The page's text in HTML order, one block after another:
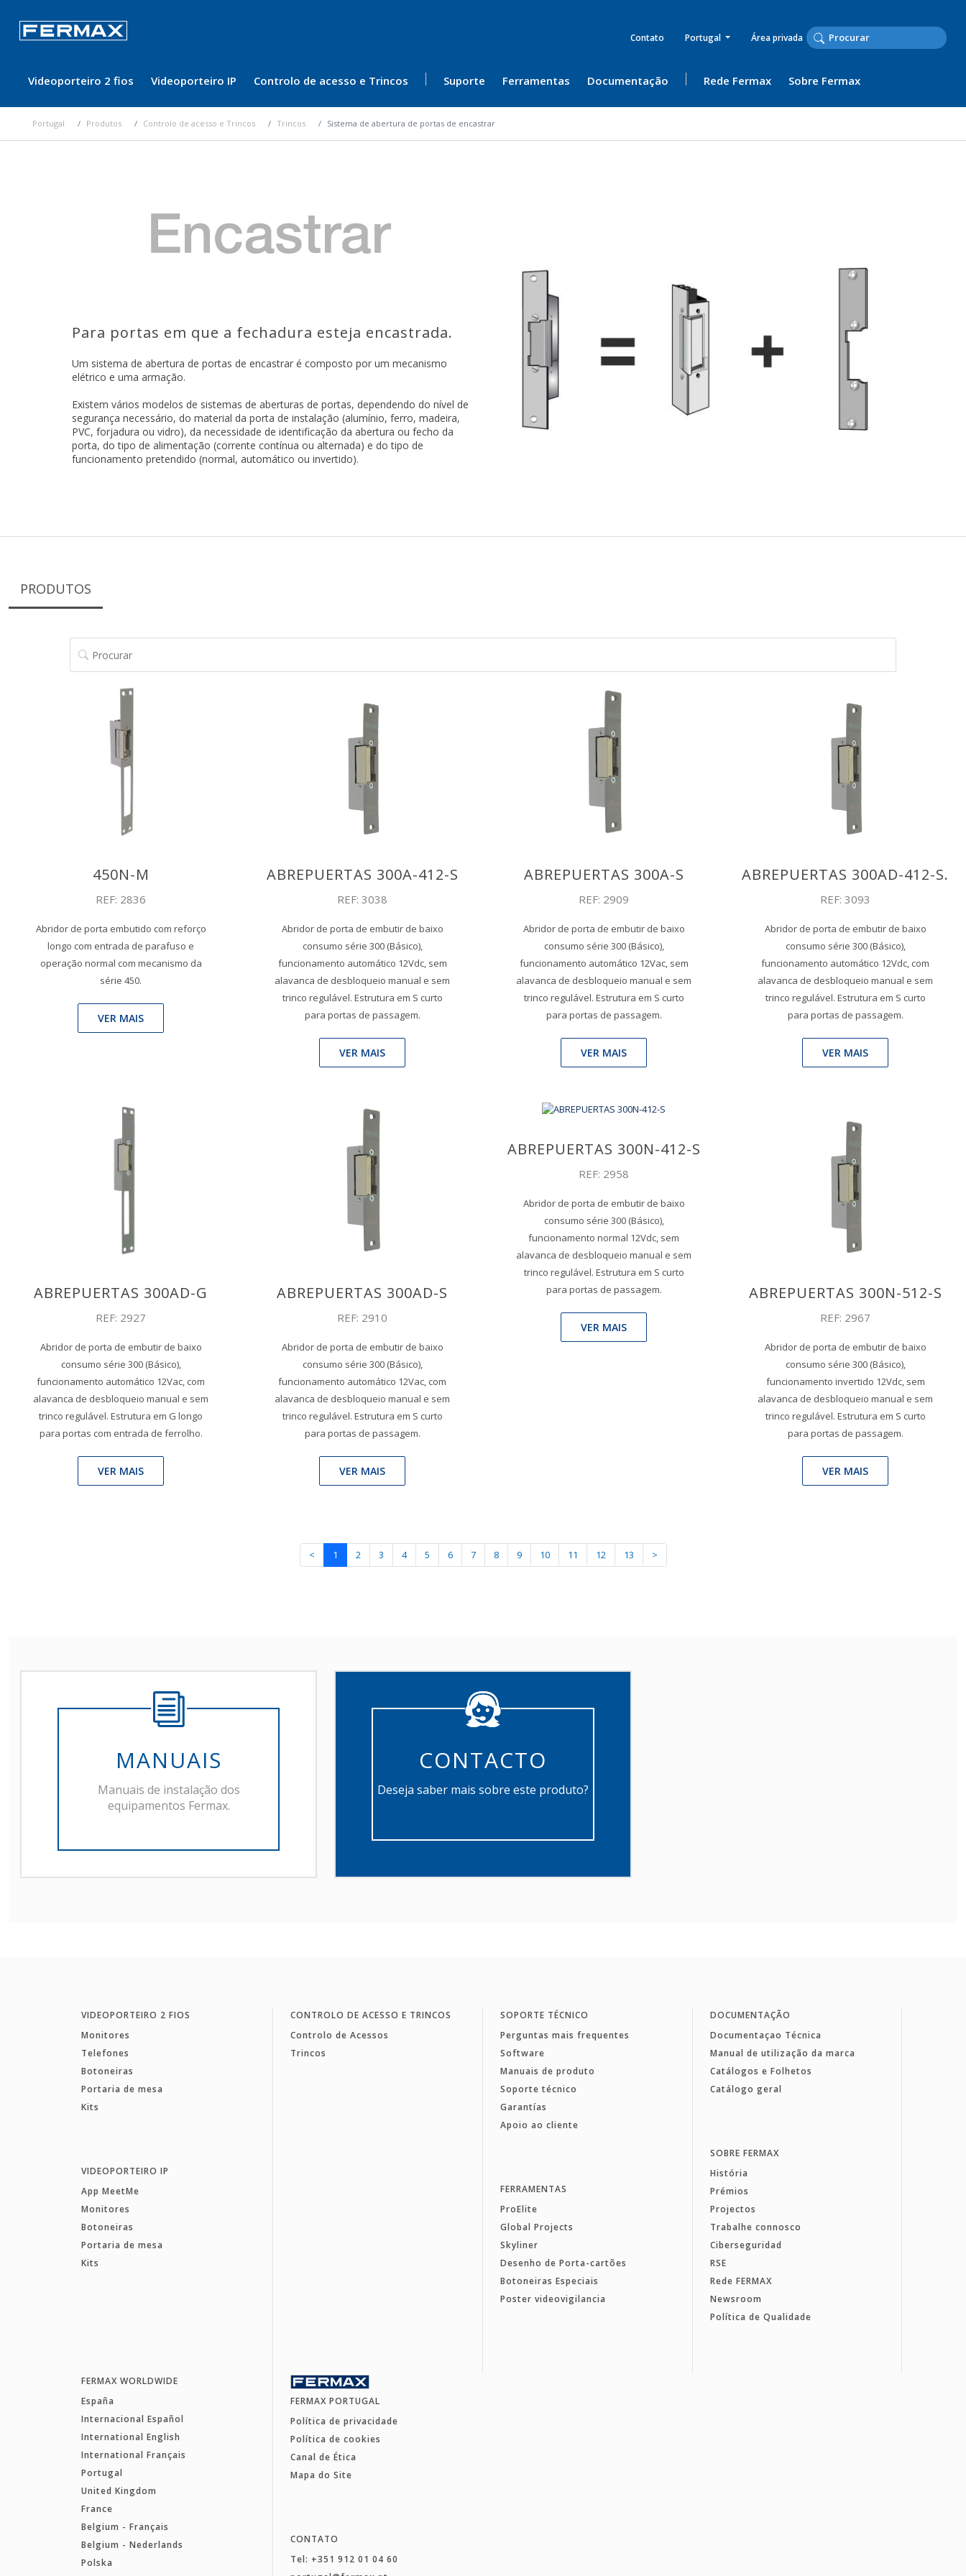
Contato Portugal Área privada
Videoporteiro 2 fios Videoporteiro IP Controlo de acesso e Trincos Suporte Ferramentas Documentação Rede Fermax Sobre Fermax
Portugal Produtos Controlo de acesso e Trincos Trincos Sistema de abertura de portas de encastrar
Para portas em que a fechadura esteja encastrada.
Um sistema de abertura de portas de encastrar é composto por um mecanismo
elétrico e uma armação.
Existem vários modelos de sistemas de aberturas de portas, dependendo do nível de
segurança necessário, do material da porta de instalação (alumínio, ferro, madeira,
PVC, forjadura ou vidro), da necessidade de identificação da abertura ou fecho da
porta, do tipo de alimentação (corrente contínua ou alternada) e do tipo de
funcionamento pretendido (normal, automático ou invertido).
PRODUTOS
PROCURAR
450N-M
REF: 2836
Abridor de porta embutido com reforço
longo com entrada de parafuso e
operação normal com mecanismo da
série 450.
VER MAIS
ABREPUERTAS 300A-412-S
REF: 3038
Abridor de porta de embutir de baixo
consumo série 300 (Básico),
funcionamento automático 12Vdc, sem
alavanca de desbloqueio manual e sem
trinco regulável. Estrutura em S curto
para portas de passagem.
VER MAIS
ABREPUERTAS 300A-S
REF: 2909
Abridor de porta de embutir de baixo
consumo série 300 (Básico),
funcionamento automático 12Vac, sem
alavanca de desbloqueio manual e sem
trinco regulável. Estrutura em S curto
para portas de passagem.
VER MAIS
ABREPUERTAS 300AD-412-S.
REF: 3093
Abridor de porta de embutir de baixo
consumo série 300 (Básico),
funcionamento automático 12Vdc, com
alavanca de desbloqueio manual e sem
trinco regulável. Estrutura em S curto
para portas de passagem.
VER MAIS
ABREPUERTAS 300AD-G
REF: 2927
Abridor de porta de embutir de baixo
consumo série 300 (Básico),
funcionamento automático 12Vac, com
alavanca de desbloqueio manual e sem
trinco regulável. Estrutura em G longo
para portas com entrada de ferrolho.
VER MAIS
ABREPUERTAS 300AD-S
REF: 2910
Abridor de porta de embutir de baixo
consumo série 300 (Básico),
funcionamento automático 12Vac, com
alavanca de desbloqueio manual e sem
trinco regulável. Estrutura em S curto
para portas de passagem.
VER MAIS
ABREPUERTAS 300N-412-S
REF: 2958
Abridor de porta de embutir de baixo
consumo série 300 (Básico),
funcionamento normal 12Vdc, sem
alavanca de desbloqueio manual e sem
trinco regulável. Estrutura em S curto
para portas de passagem.
VER MAIS
ABREPUERTAS 300N-512-S
REF: 2967
Abridor de porta de embutir de baixo
consumo série 300 (Básico),
funcionamento invertido 12Vdc, sem
alavanca de desbloqueio manual e sem
trinco regulável. Estrutura em S curto
para portas de passagem.
VER MAIS
< 1 2 3 4 5 6 7 8 9 10 11 12 13 >
MANUAIS
Manuais de instalação dos
equipamentos Fermax.
CONTACTO
Deseja saber mais sobre este produto?
VIDEOPORTEIRO 2 FIOS
Monitores
Telefones
Botoneiras
Portaria de mesa
Kits
VIDEOPORTEIRO IP
App MeetMe
Monitores
Botoneiras
Portaria de mesa
Kits
CONTROLO DE ACESSO E TRINCOS
Controlo de Acessos
Trincos
SOPORTE TÉCNICO
Perguntas mais frequentes
Software
Manuais de produto
Soporte técnico
Garantías
Apoio ao cliente
FERRAMENTAS
ProElite
Global Projects
Skyliner
Desenho de Porta-cartões
Botoneiras Especiais
Poster videovigilancia
DOCUMENTAÇÃO
Documentaçao Técnica
Manual de utilização da marca
Catálogos e Folhetos
Catálogo geral
SOBRE FERMAX
História
Prémios
Projectos
Trabalhe connosco
Ciberseguridad
RSE
Rede FERMAX
Newsroom
Política de Qualidade
FERMAX WORLDWIDE
España
Internacional Español
International English
International Français
Portugal
United Kingdom
France
Belgium - Français
Belgium - Nederlands
Polska
FERMAX PORTUGAL
Política de privacidade
Política de cookies
Canal de Ética
Mapa do Site
CONTATO
Tel: +351 912 01 04 60